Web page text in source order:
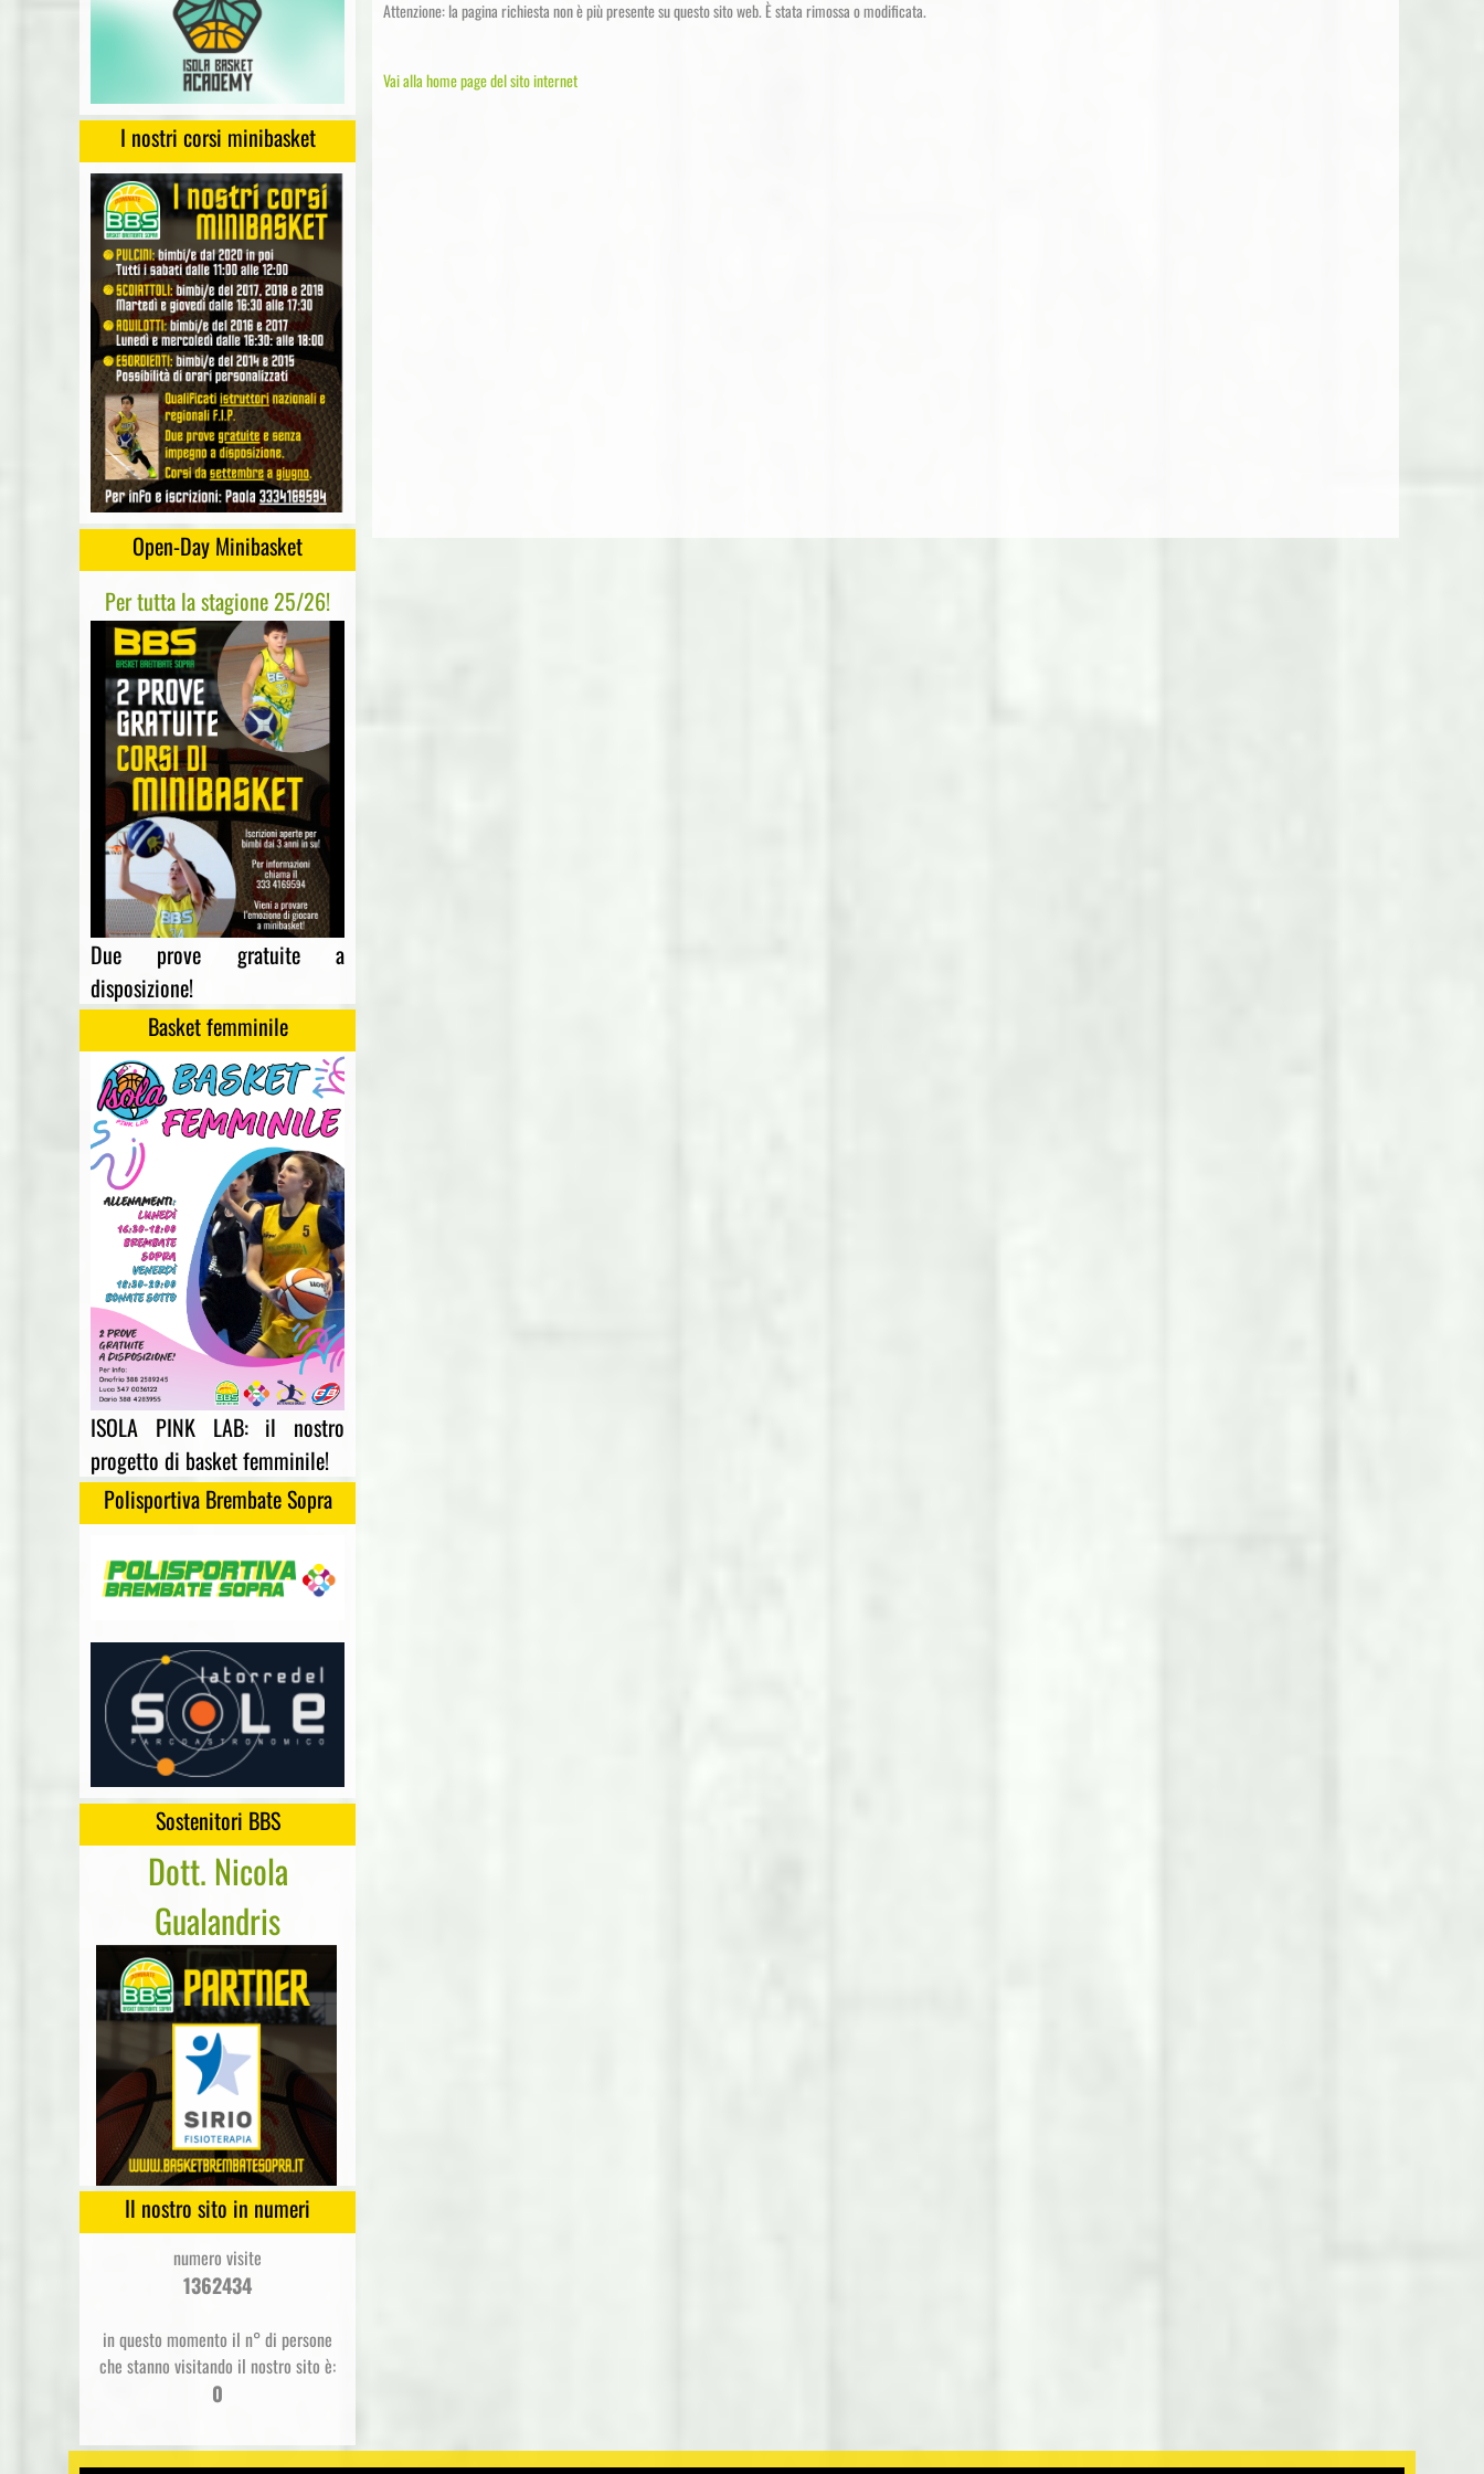
I nostri corsi minibasket
Open-Day Minibasket
Per tutta la stagione 25/26!
Due prove gratuite a
disposizione!
Basket femminile
ISOLA PINK LAB: il nostro
progetto di basket femminile!
Polisportiva Brembate Sopra
Sostenitori BBS
Dott. Nicola
Gualandris
Il nostro sito in numeri
numero visite
1362434
in questo momento il n° di persone
che stanno visitando il nostro sito è:
0
Attenzione: la pagina richiesta non è più presente su questo sito web. È stata rimossa o modificata.
Vai alla home page del sito internet